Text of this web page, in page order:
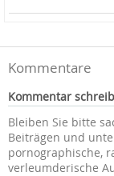
Kommentare
Kommentar
Bleiben Sie bitte
Beiträgen und
pornographische,
verleumderische